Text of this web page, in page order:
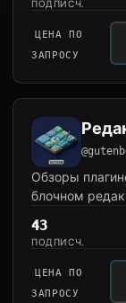
ПОДПИСЧ.
ЦЕНА ПО
ЗАПРОСУ
Обзоры
блочном
43
ПОДПИСЧ.
ЦЕНА ПО
ЗАПРОСУ